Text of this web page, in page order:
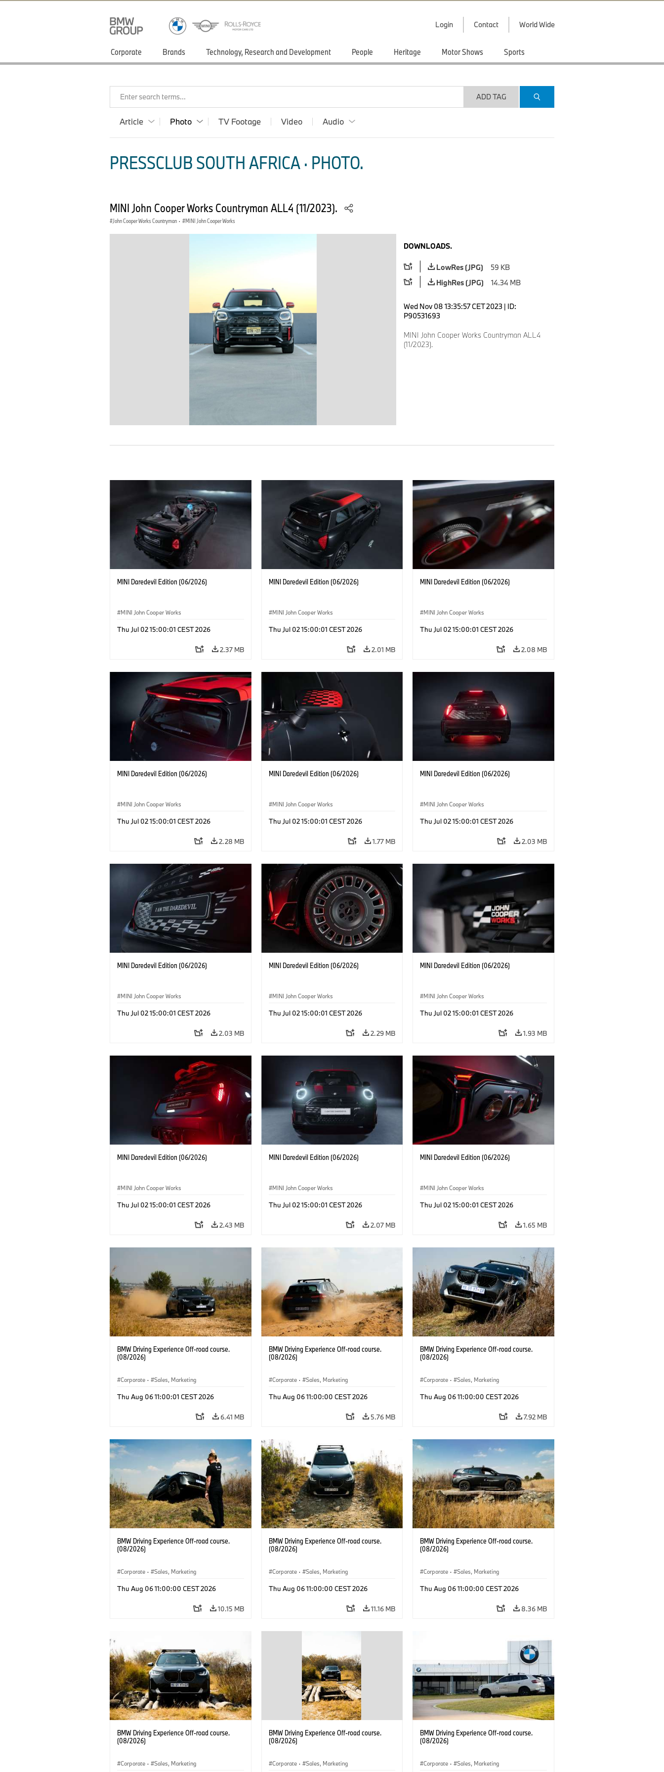
Login Contact World Wide
Corporate Brands Technology, Research and Development People Heritage Motor Shows Sports
Enter search terms... ADD TAG
Article Photo TV Footage Video Audio
PRESSCLUB SOUTH AFRICA · PHOTO.
MINI John Cooper Works Countryman ALL4 (11/2023).
John Cooper Works Countryman · MINI John Cooper Works
DOWNLOADS.
LowRes (JPG)
59 KB
HighRes (JPG)
14.34 MB
Wed Nov 08 13:35:57 CET 2023 | ID:
P90531693
MINI John Cooper Works Countryman ALL4
(11/2023).
MINI Daredevil Edition (06/2026)
MINI John Cooper Works
Thu Jul 02 15:00:01 CEST 2026
2.37 MB
MINI Daredevil Edition (06/2026)
MINI John Cooper Works
Thu Jul 02 15:00:01 CEST 2026
2.01 MB
MINI Daredevil Edition (06/2026)
MINI John Cooper Works
Thu Jul 02 15:00:01 CEST 2026
2.08 MB
MINI Daredevil Edition (06/2026)
MINI John Cooper Works
Thu Jul 02 15:00:01 CEST 2026
2.28 MB
MINI Daredevil Edition (06/2026)
MINI John Cooper Works
Thu Jul 02 15:00:01 CEST 2026
1.77 MB
MINI Daredevil Edition (06/2026)
MINI John Cooper Works
Thu Jul 02 15:00:01 CEST 2026
2.03 MB
MINI Daredevil Edition (06/2026)
MINI John Cooper Works
Thu Jul 02 15:00:01 CEST 2026
2.03 MB
MINI Daredevil Edition (06/2026)
MINI John Cooper Works
Thu Jul 02 15:00:01 CEST 2026
2.29 MB
MINI Daredevil Edition (06/2026)
MINI John Cooper Works
Thu Jul 02 15:00:01 CEST 2026
1.93 MB
MINI Daredevil Edition (06/2026)
MINI John Cooper Works
Thu Jul 02 15:00:01 CEST 2026
2.43 MB
MINI Daredevil Edition (06/2026)
MINI John Cooper Works
Thu Jul 02 15:00:01 CEST 2026
2.07 MB
MINI Daredevil Edition (06/2026)
MINI John Cooper Works
Thu Jul 02 15:00:01 CEST 2026
1.65 MB
BMW Driving Experience Off-road course.
(08/2026)
Corporate · Sales, Marketing
Thu Aug 06 11:00:01 CEST 2026
6.41 MB
BMW Driving Experience Off-road course.
(08/2026)
Corporate · Sales, Marketing
Thu Aug 06 11:00:00 CEST 2026
5.76 MB
BMW Driving Experience Off-road course.
(08/2026)
Corporate · Sales, Marketing
Thu Aug 06 11:00:00 CEST 2026
7.92 MB
BMW Driving Experience Off-road course.
(08/2026)
Corporate · Sales, Marketing
Thu Aug 06 11:00:00 CEST 2026
10.15 MB
BMW Driving Experience Off-road course.
(08/2026)
Corporate · Sales, Marketing
Thu Aug 06 11:00:00 CEST 2026
11.16 MB
BMW Driving Experience Off-road course.
(08/2026)
Corporate · Sales, Marketing
Thu Aug 06 11:00:00 CEST 2026
8.36 MB
BMW Driving Experience Off-road course.
(08/2026)
Corporate · Sales, Marketing
BMW Driving Experience Off-road course.
(08/2026)
Corporate · Sales, Marketing
BMW Driving Experience Off-road course.
(08/2026)
Corporate · Sales, Marketing